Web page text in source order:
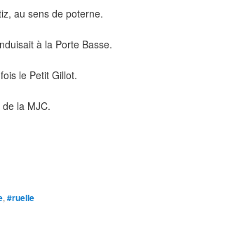
au sens de poterne.
à la Porte Basse.
le Petit Gillot.
la MJC.
, #ruelle